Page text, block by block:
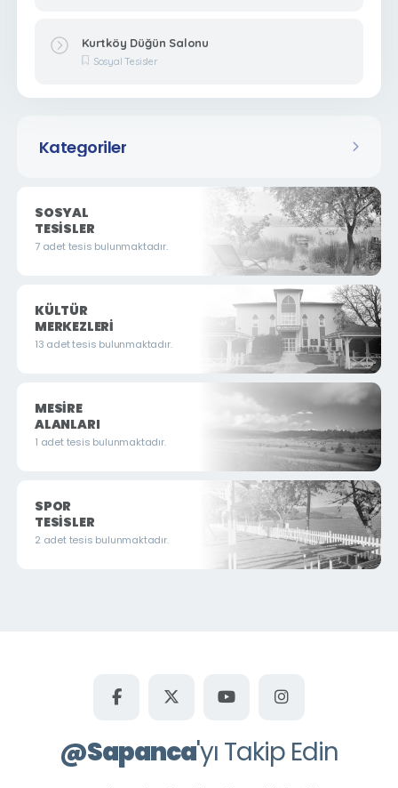
Kategoriler
SOSYAL
TESISLER
7 adet tesis bulunmaktadır.
KÜLTÜR
MERKEZLERI
13 adet tesis bulunmaktadır.
MESIRE
ALANLARI
1 adet tesis bulunmaktadır.
SPOR
TESISLER
2 adet tesis bulunmaktadır.
Kurtköy Düğün Salonu
Sosyal Tesisler
@Sapanca'yı Takip Edin